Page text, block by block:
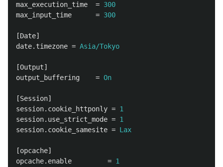
max_execution_time
= 300
max_input_time
= 300
[Date]
date.timezone = Asia/Tokyo
[Output]
output_buffering
= On
[Session]
session.cookie_httponly = 1
session.use_strict_mode = 1
session.cookie_samesite = Lax
[opcache]
opcache.enable
= 1